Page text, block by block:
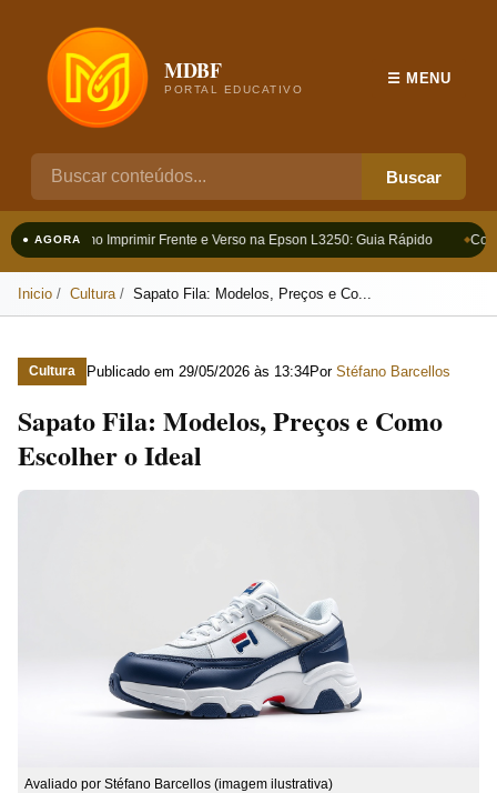
MDBF
PORTAL EDUCATIVO
Buscar
☰ MENU
● AGORAComo Imprimir Frente e Verso na Epson L3250: Guia Rápido
Inicio Cultura Sapato Fila: Modelos, Preços e Co...
Cultura Publicado em 29/05/2026 às 13:34Por Stéfano Barcellos
Sapato Fila: Modelos, Preços e Como
Escolher o Ideal
Avaliado por Stéfano Barcellos (imagem ilustrativa)